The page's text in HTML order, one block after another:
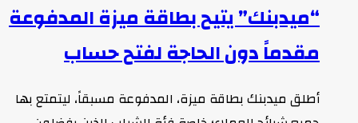
“ميدبنك” يتيح بطاقة ميزة المدفوعة
مقدماً دون الحاجة لفتح حساب
أطلق ميدبنك بطاقة ميزة، المدفوعة مسبقاً، ليتمتع بها